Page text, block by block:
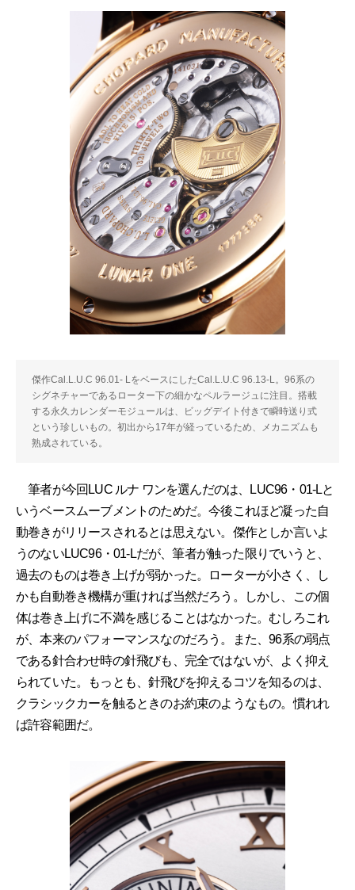
傑作Cal.L.U.C 96.01- LをベースにしたCal.L.U.C 96.13-L。96系の
シグネチャーであるローター下の細かなペルラージュに注目。搭載
する永久カレンダーモジュールは、ビッグデイト付きで瞬時送り式
という珍しいもの。初出から17年が経っているため、メカニズムも
熟成されている。
筆者が今回LUC ルナ ワンを選んだのは、LUC96・01-Lと
いうベースムーブメントのためだ。今後これほど凝った自
動巻きがリリースされるとは思えない。傑作としか言いよ
うのないLUC96・01-Lだが、筆者が触った限りでいうと、
過去のものは巻き上げが弱かった。ローターが小さく、し
かも自動巻き機構が重ければ当然だろう。しかし、この個
体は巻き上げに不満を感じることはなかった。むしろこれ
が、本来のパフォーマンスなのだろう。また、96系の弱点
である針合わせ時の針飛びも、完全ではないが、よく抑え
られていた。もっとも、針飛びを抑えるコツを知るのは、
クラシックカーを触るときのお約束のようなもの。慣れれ
ば許容範囲だ。